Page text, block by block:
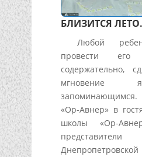
БЛИЗИТСЯ ЛЕТО.
Любой
провести
содержательно,
«Ор-Авнер» в
школы «Ор-
представители